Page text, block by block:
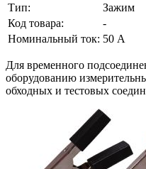
Тип:
Зажим
Код товара:
-
Номинальный ток: 50 А
Для временного
оборудованию
обходных и тестовых